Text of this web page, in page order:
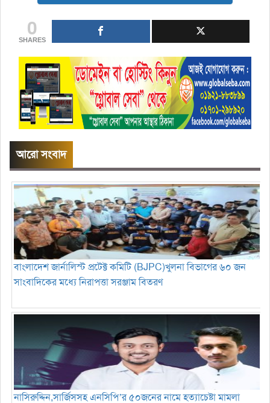
0
SHARES
আরো সংবাদ
বাংলাদেশ জার্নালিস্ট প্রটেক্ট কমিটি (BJPC)খুলনা বিভাগের ৬০ জন
সাংবাদিকের মধ্যে নিরাপত্তা সরঞ্জাম বিতরণ
নাসিরুদ্দিন,সার্জিসসহ এনসিপি’র ৫০জনের নামে হত্যাচেষ্টা মামলা